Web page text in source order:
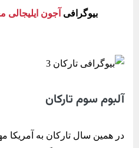
بیوگرافی آجون ایلیجالی
آلبوم سوم تارکان
در همین سال تارکان به آمریکا